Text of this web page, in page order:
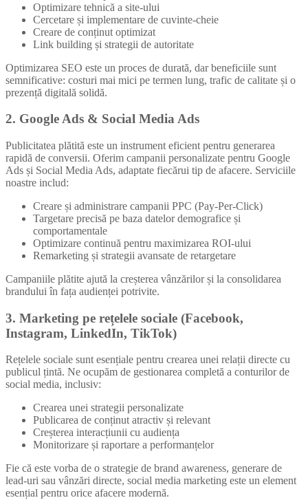
Optimizare tehnică a site-ului
Cercetare și implementare de cuvinte-cheie
Creare de conținut optimizat
Link building și strategii de autoritate
Optimizarea SEO este un proces de durată, dar beneficiile sunt
semnificative: costuri mai mici pe termen lung, trafic de calitate și o
prezență digitală solidă.
2. Google Ads & Social Media Ads
Publicitatea plătită este un instrument eficient pentru generarea
rapidă de conversii. Oferim campanii personalizate pentru Google
Ads și Social Media Ads, adaptate fiecărui tip de afacere. Serviciile
noastre includ:
Creare și administrare campanii PPC (Pay-Per-Click)
Targetare precisă pe baza datelor demografice și
comportamentale
Optimizare continuă pentru maximizarea ROI-ului
Remarketing și strategii avansate de retargetare
Campaniile plătite ajută la creșterea vânzărilor și la consolidarea
brandului în fața audienței potrivite.
3. Marketing pe rețelele sociale (Facebook,
Instagram, LinkedIn, TikTok)
Rețelele sociale sunt esențiale pentru crearea unei relații directe cu
publicul țintă. Ne ocupăm de gestionarea completă a conturilor de
social media, inclusiv:
Crearea unei strategii personalizate
Publicarea de conținut atractiv și relevant
Creșterea interacțiunii cu audiența
Monitorizare și raportare a performanțelor
Fie că este vorba de o strategie de brand awareness, generare de
lead-uri sau vânzări directe, social media marketing este un element
esențial pentru orice afacere modernă.